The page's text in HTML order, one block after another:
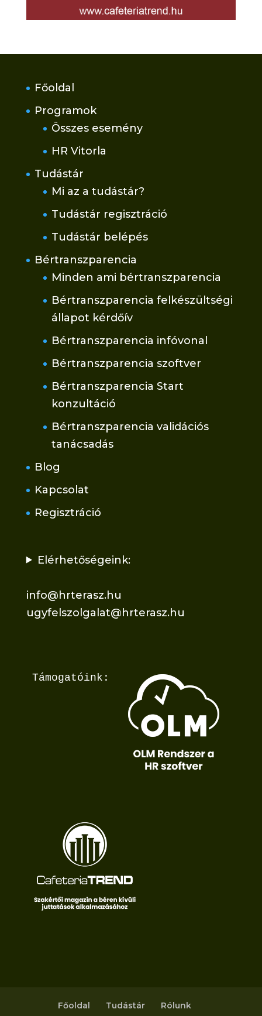
Főoldal
Programok
Összes esemény
HR Vitorla
Tudástár
Mi az a tudástár?
Tudástár regisztráció
Tudástár belépés
Bértranszparencia
Minden ami bértranszparencia
Bértranszparencia felkészültségi
állapot kérdőív
Bértranszparencia infóvonal
Bértranszparencia szoftver
Bértranszparencia Start
konzultáció
Bértranszparencia validációs
tanácsadás
Blog
Kapcsolat
Regisztráció
Elérhetőségeink:
info@hrterasz.hu
ugyfelszolgalat@hrterasz.hu
Támogatóink:
Főoldal Tudástár Rólunk